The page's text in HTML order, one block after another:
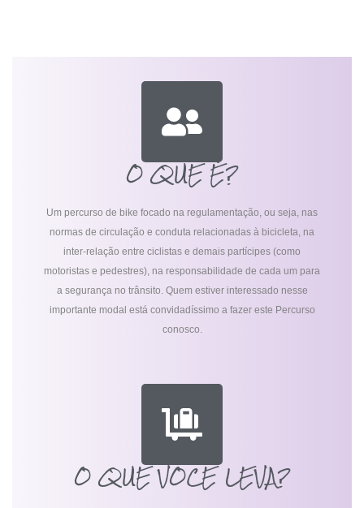
O QUE É?
Um percurso de bike focado na regulamentação, ou seja, nas
normas de circulação e conduta relacionadas à bicicleta, na
inter-relação entre ciclistas e demais partícipes (como
motoristas e pedestres), na responsabilidade de cada um para
a segurança no trânsito. Quem estiver interessado nesse
importante modal está convidadíssimo a fazer este Percurso
conosco.
O QUE VOCÊ LEVA?